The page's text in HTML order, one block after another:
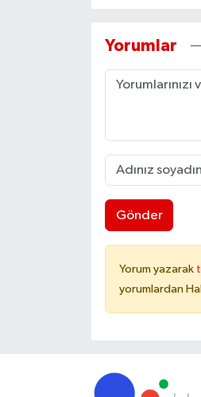
Yorumlar
Gönder
Yorum yazarak
yorumlardan